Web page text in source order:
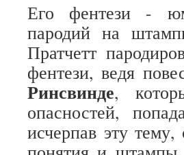
Его фентези -
пародий на
Пратчетт
фентези, ведя
Ринсвинде,
опасностей,
исчерпав эту